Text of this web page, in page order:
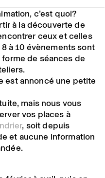
c’est quoi?
à la découverte de
ceux et celles
à 10 évènements sont
de séances de
est annoncé une petite
mais nous vous
vos places à
, soit depuis
et aucune information